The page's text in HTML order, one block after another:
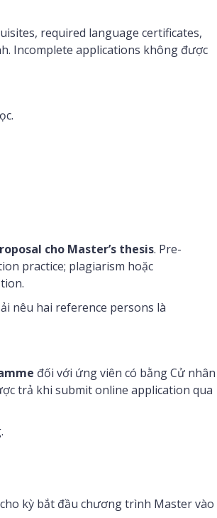
required language certificates,
Incomplete applications không được
cho Master’s thesis. Pre-
practice; plagiarism hoặc
nêu hai reference persons là
đối với ứng viên có bằng Cử nhân
trả khi submit online application qua
cho kỳ bắt đầu chương trình Master vào